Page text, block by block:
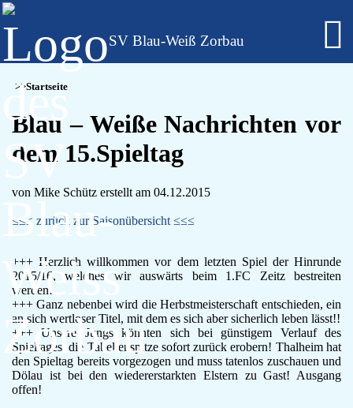
Alte Herren
Regionalklasse 4 - Sachsen-Anhalt
Bambini-Girls
Fußball - Nachwuchs
A-Jugend
C-Jugend
D-Jugend
E-Jugend
F-Jugend
SV Blau-Weiß Zorbau
Startseite
Blau – Weiße Nachrichten vor
dem 15.Spieltag
von Mike Schütz erstellt am 04.12.2015
≤≤≤ zurück zur Saisonübersicht ≤≤≤
+++ Herzlich willkommen vor dem letzten Spiel der Hinrunde
2015/16, welches wir auswärts beim 1.FC Zeitz bestreiten
werden!
+++ Ganz nebenbei wird die Herbstmeisterschaft entschieden, ein
an sich wertloser Titel, mit dem es sich aber sicherlich leben lässt!!
+++ Unsere Jungs könnten sich bei günstigem Verlauf des
Spieltages, die Tabellenspitze sofort zurück erobern! Thalheim hat
den Spieltag bereits vorgezogen und muss tatenlos zuschauen und
Dölau ist bei den wiedererstarkten Elstern zu Gast! Ausgang
offen!